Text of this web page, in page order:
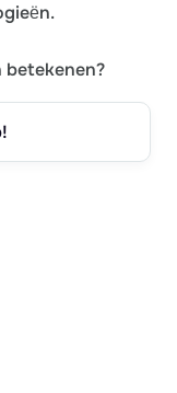
betekenen?